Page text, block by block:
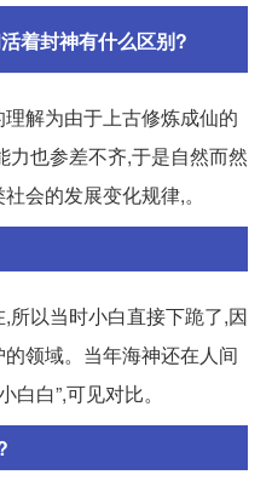
着封神有什么区别?
解为由于上古修炼成仙的
力也参差不齐,于是自然而然
会的发展变化规律,。
所以当时小白直接下跪了,因
领域。当年海神还在人间
白”,可见对比。